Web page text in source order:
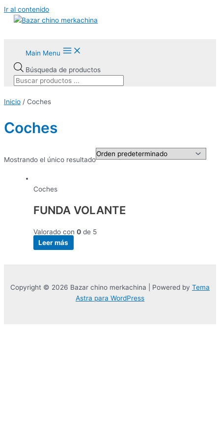
Ir al contenido
Main Menu
Búsqueda de productos
Inicio / Coches
Coches
Mostrando el único resultado
Coches
FUNDA VOLANTE
Valorado con 0 de 5
Leer más
Copyright © 2026 Bazar chino merkachina | Powered by Tema
Astra para WordPress